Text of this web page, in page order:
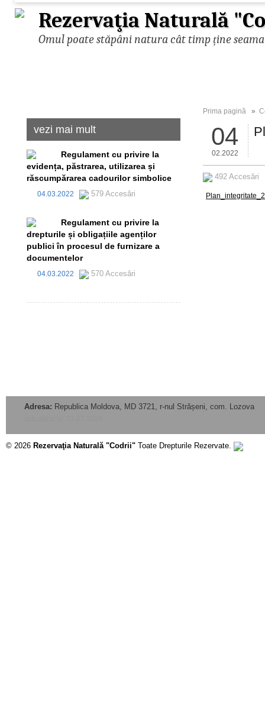
Rezervaţia Naturală
Omul poate stăpâni natura cât timp ține
vezi mai mult
Regulament cu privire la
evidența, păstrarea, utilizarea și
răscumpărarea cadourilor simbolice
04.03.2022 579 Accesări
Regulament cu privire la
drepturile și obligațiile agenților
publici în procesul de furnizare a
documentelor
04.03.2022 570 Accesări
Prima pagină »
04
02.2022
492 Accesări
Adresa: Republica Moldova, MD 3721, r-nul Strășeni, com. Lozova
© 2026 Rezervaţia Naturală "Codrii" Toate Drepturile Rezervate.